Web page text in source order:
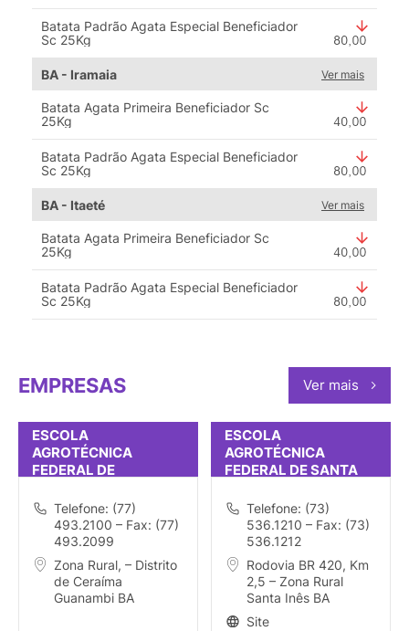
Batata Padrão Agata Especial Beneficiador
Sc 25Kg
BA - Iramaia Ver mais
Batata Agata Primeira Beneficiador Sc
25Kg
Batata Padrão Agata Especial Beneficiador
Sc 25Kg
BA - Itaeté Ver mais
Batata Agata Primeira Beneficiador Sc
25Kg
Batata Padrão Agata Especial Beneficiador
Sc 25Kg
EMPRESAS Ver mais
ESCOLA
AGROTÉCNICA
FEDERAL DE
JOSÉ TEIXEIRA)
Telefone: (77)
493.2100 – Fax: (77)
493.2099
Zona Rural, – Distrito
de Ceraíma
Guanambi BA
ESCOLA
AGROTÉCNICA
FEDERAL DE SANTA
Telefone: (73)
536.1210 – Fax: (73)
536.1212
Rodovia BR 420, Km
2,5 – Zona Rural
Santa Inês BA
Site